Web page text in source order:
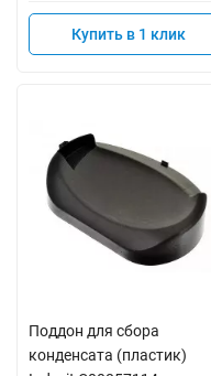
Купить в 1 клик
Поддон для сбора
конденсата (пластик)